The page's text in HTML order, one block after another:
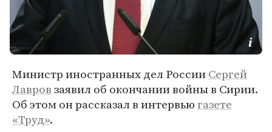
Министр иностранных дел РоссииСергей
Лавровзаявил об окончании войны в Сирии.
Об этом он рассказал в интервьюгазете
«Труд».